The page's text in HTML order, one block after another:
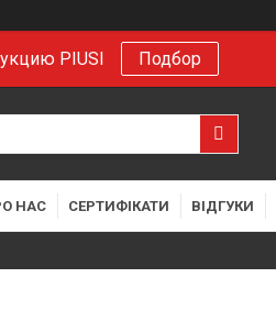
PIUSI Подбор
НАС СЕРТИФІКАТИ ВІДГУКИ